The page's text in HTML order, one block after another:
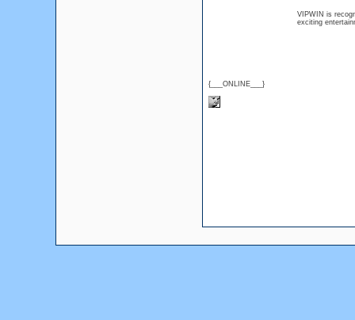
{___ONLINE___}
VIPWIN is
exciting